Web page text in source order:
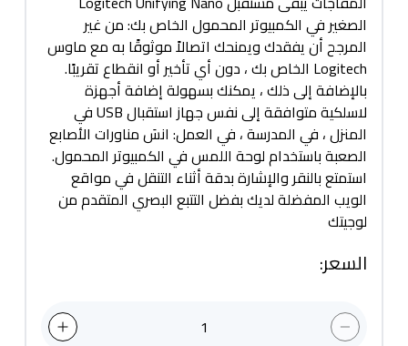
الصغير في الكمبيوتر المحمول الخاص بك: من غير
المرجح أن يفقدك ويمنحك اتصالاً موثوقًا به مع ماوس
Logitech الخاص بك ، دون أي تأخير أو انقطاع تقريبًا.
بالإضافة إلى ذلك ، يمكنك بسهولة إضافة أجهزة
لاسلكية متوافقة إلى نفس جهاز استقبال USB في
المنزل ، في المدرسة ، في العمل: انسَ مناورات الأصابع
الصعبة باستخدام لوحة اللمس في الكمبيوتر المحمول.
استمتع بالنقر والإشارة بدقة أثناء التنقل في مواقع
الويب المفضلة لديك بفضل التتبع البصري المتقدم من
لوجيتك
السعر:
1